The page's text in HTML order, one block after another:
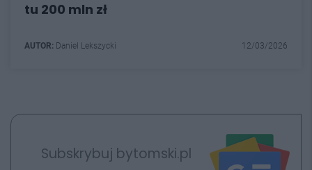
tu 200 mln zł
AUTOR: Daniel Lekszycki 12/03/2026
Subskrybuj bytomski.pl